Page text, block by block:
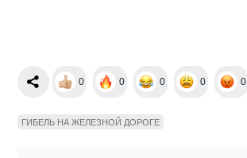
0 0 0 0 0
ГИБЕЛЬ НА ЖЕЛЕЗНОЙ ДОРОГЕ